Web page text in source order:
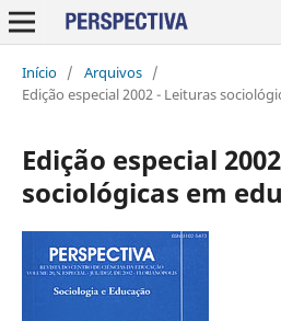
Início / Arquivos /
Edição especial 2002 - Leituras
Edição especial
sociológicas em